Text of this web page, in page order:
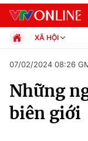
Chuyên mục
Chính trị
XÃ HỘI
Xã hội
Pháp luật
Kinh tế
Thể thao
07/02/2024 08:26
Những
biên giới